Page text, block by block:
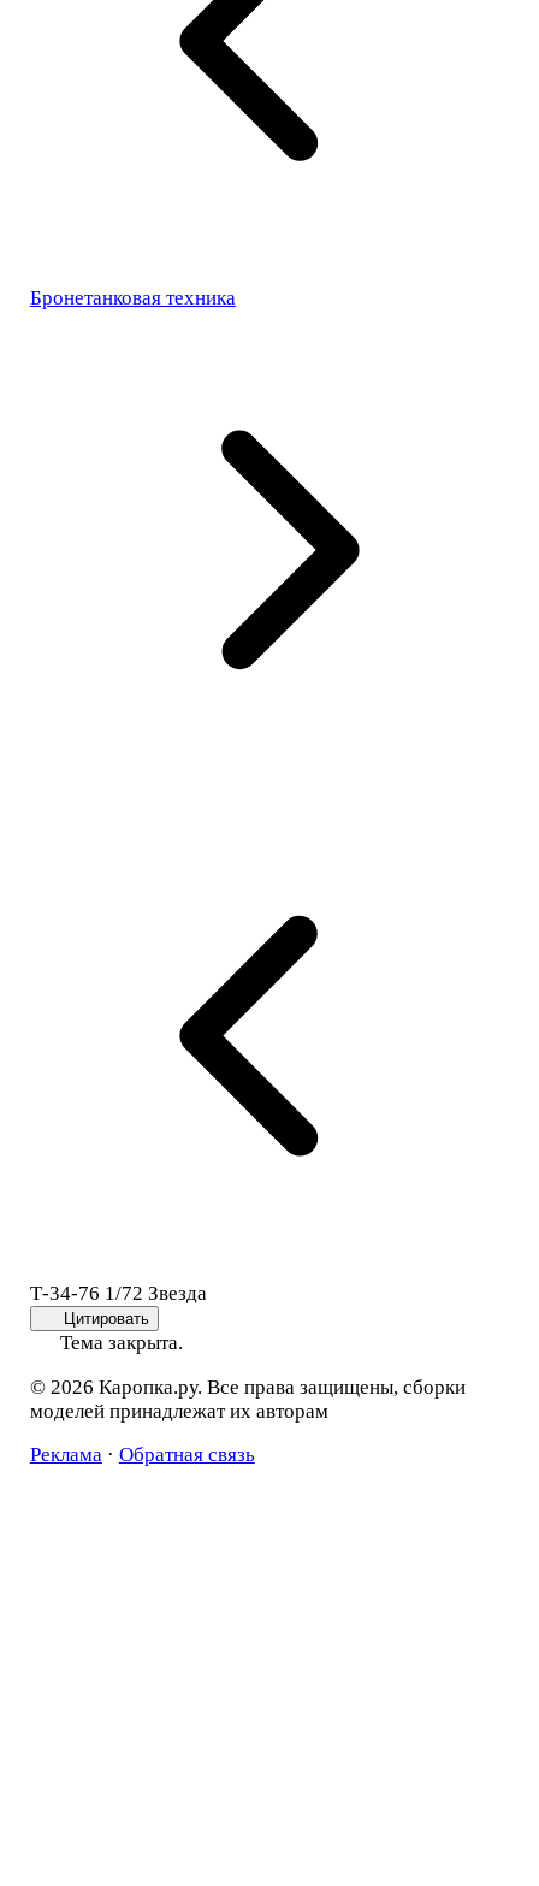
Бронетанковая техника
Т-34-76 1/72 Звезда
Цитировать
Тема закрыта.
© 2026 Каропка.ру. Все права защищены, сборки
моделей принадлежат их авторам
Реклама· Обратная связь